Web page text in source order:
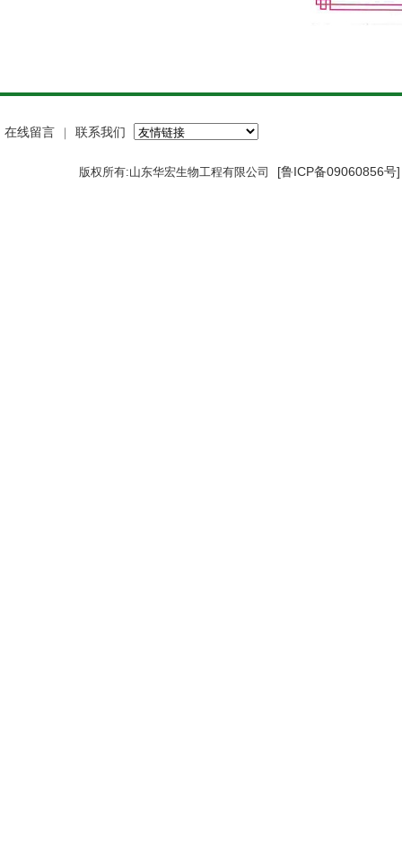
在线留言 ｜ 联系我们
版权所有:山东华宏生物工程有限公司 [鲁ICP备09060856